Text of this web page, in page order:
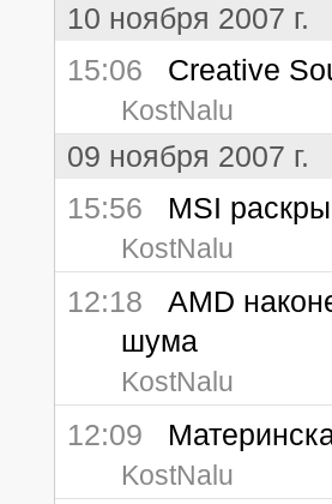
10 ноября 2007 г.
15:06 Creative
KostNalu
09 ноября 2007 г.
15:56 MSI
KostNalu
12:18 AMD
шума
KostNalu
12:09
KostNalu